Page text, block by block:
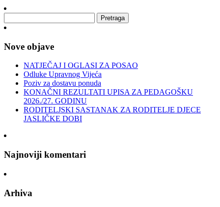
Nove objave
NATJEČAJ I OGLASI ZA POSAO
Odluke Upravnog Vijeća
Poziv za dostavu ponuda
KONAČNI REZULTATI UPISA ZA PEDAGOŠKU
2026./27. GODINU
RODITELJSKI SASTANAK ZA RODITELJE DJECE
JASLIČKE DOBI
Najnoviji komentari
Arhiva